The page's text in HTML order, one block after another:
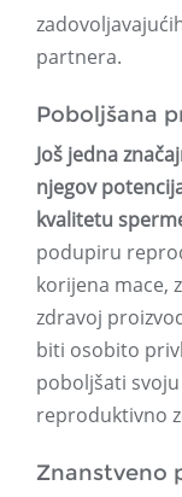
partnera.
Poboljšana
Još jedna
njegov
kvalitetu
podupiru
korijena mace,
zdravoj
biti osobito
poboljšati
reproduktivno
Znanstveno